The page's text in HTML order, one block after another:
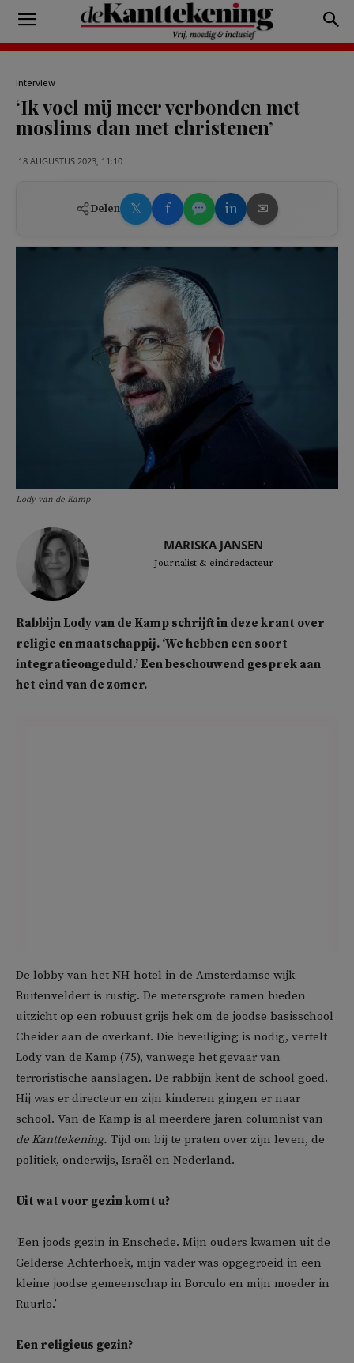
Interview
‘Ik voel mij meer verbonden met
moslims dan met christenen’
18 AUGUSTUS 2023, 11:10
Delen 𝕏 f in ✉
Lody van de Kamp
MARISKA JANSEN
Journalist & eindredacteur
Rabbijn Lody van de Kamp schrijft in deze krant over
religie en maatschappij. ‘We hebben een soort
integratieongeduld.’ Een beschouwend gesprek aan
het eind van de zomer.
De lobby van het NH-hotel in de Amsterdamse wijk
Buitenveldert is rustig. De metersgrote ramen bieden
uitzicht op een robuust grijs hek om de joodse basisschool
Cheider aan de overkant. Die beveiliging is nodig, vertelt
Lody van de Kamp (75), vanwege het gevaar van
terroristische aanslagen. De rabbijn kent de school goed.
Hij was er directeur en zijn kinderen gingen er naar
school. Van de Kamp is al meerdere jaren columnist van
de Kanttekening. Tijd om bij te praten over zijn leven, de
politiek, onderwijs, Israël en Nederland.
Uit wat voor gezin komt u?
‘Een joods gezin in Enschede. Mijn ouders kwamen uit de
Gelderse Achterhoek, mijn vader was opgegroeid in een
kleine joodse gemeenschap in Borculo en mijn moeder in
Ruurlo.’
Een religieus gezin?